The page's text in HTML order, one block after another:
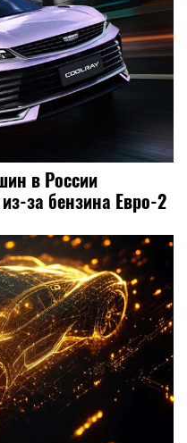
в России
за бензина Евро-2